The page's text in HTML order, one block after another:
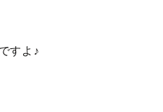
すよ♪